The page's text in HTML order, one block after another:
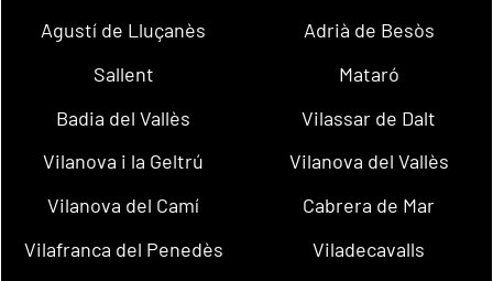
Agustí de Lluçanès
Adrià de Besòs
Sallent
Mataró
Badia del Vallès
Vilassar de Dalt
Vilanova i la Geltrú
Vilanova del Vallès
Vilanova del Camí
Cabrera de Mar
Vilafranca del Penedès
Viladecavalls